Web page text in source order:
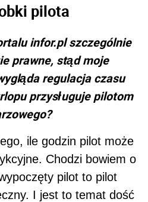
pilota
infor.pl szczególnie
prawne, stąd moje
regulacja czasu
przysługuje pilotom
ile godzin pilot może
Chodzi bowiem o
pilot to pilot
I jest to temat dość